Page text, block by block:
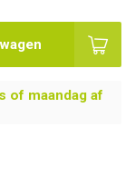
of maandag af